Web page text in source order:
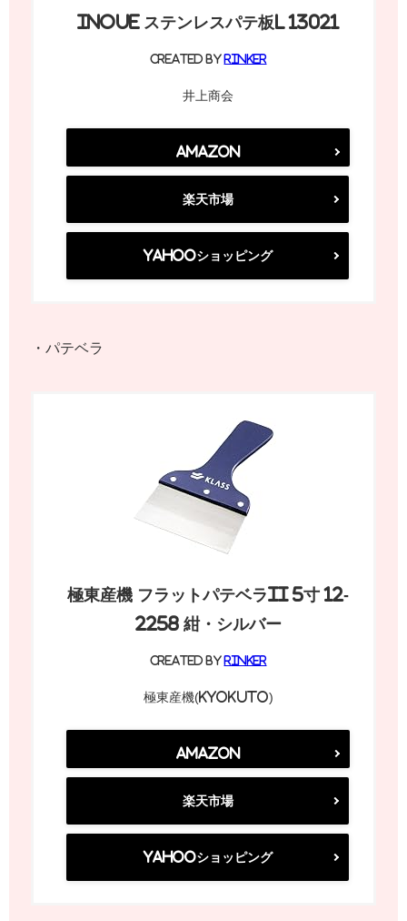
INOUE ステンレスパテ板L 13021
created by Rinker
井上商会
Amazon
楽天市場
Yahooショッピング
・パテベラ
極東産機 フラットパテベラII 5寸 12-
2258 紺・シルバー
created by Rinker
極東産機(Kyokuto)
Amazon
楽天市場
Yahooショッピング